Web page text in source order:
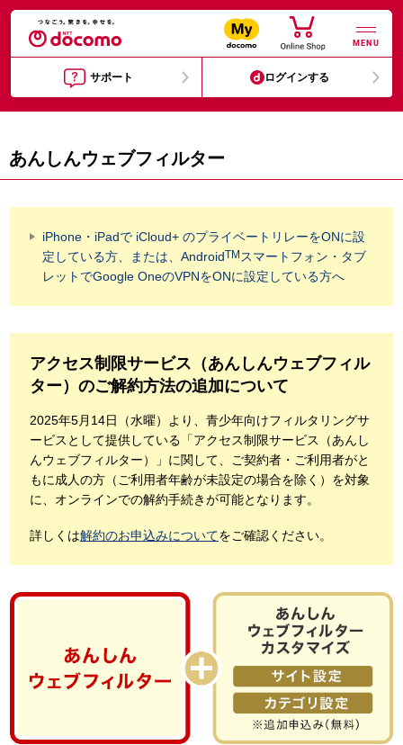
MENU
サポート ログインする
あんしんウェブフィルター
iPhone・iPadで iCloud+ のプライベートリレーをONに設
定している方、または、AndroidTM スマートフォン・タブ
レットでGoogle OneのVPNをONに設定している方へ
アクセス制限サービス（あんしんウェブフィル
ター）のご解約方法の追加について
2025年5月14日（水曜）より、青少年向けフィルタリングサ
ービスとして提供している「アクセス制限サービス（あんし
んウェブフィルター）」に関して、ご契約者・ご利用者がと
もに成人の方（ご利用者年齢が未設定の場合を除く）を対象
に、オンラインでの解約手続きが可能となります。
詳しくは解約のお申込みについてをご確認ください。